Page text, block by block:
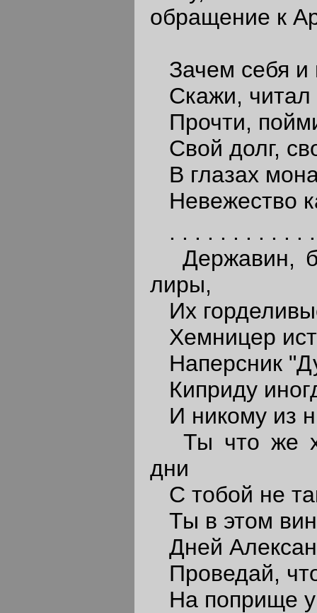
обращение к
Зачем себя и
Скажи, читал
Прочти,
Свой долг,
В глазах
Невежество
. . . . . . . . . . .
Державин,
лиры,
Их
Хемницер
Наперсник
Киприду
И никому из
Ты что же
дни
С тобой не
Ты в этом
Дней
Проведай,
На поприще